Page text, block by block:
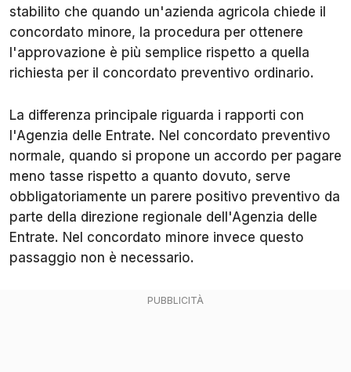
stabilito che quando un'azienda agricola chiede il
concordato minore, la procedura per ottenere
l'approvazione è più semplice rispetto a quella
richiesta per il concordato preventivo ordinario.
La differenza principale riguarda i rapporti con
l'Agenzia delle Entrate. Nel concordato preventivo
normale, quando si propone un accordo per pagare
meno tasse rispetto a quanto dovuto, serve
obbligatoriamente un parere positivo preventivo da
parte della direzione regionale dell'Agenzia delle
Entrate. Nel concordato minore invece questo
passaggio non è necessario.